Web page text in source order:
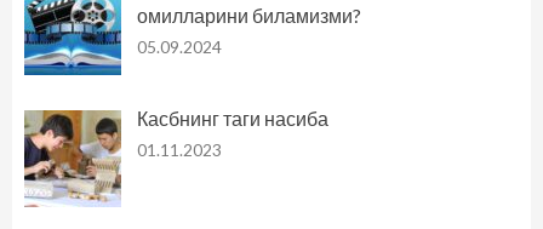
омилларини биламизми?
05.09.2024
Касбнинг таги насиба
01.11.2023